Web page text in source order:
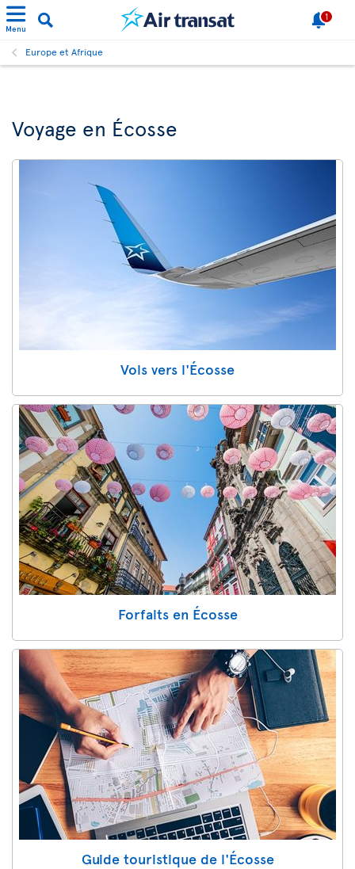
Menu
1
Europe et Afrique
Voyage en Écosse
Vols vers l'Écosse
Forfaits en Écosse
Guide touristique de l'Écosse